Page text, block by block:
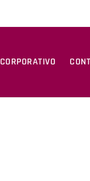
CORPORATIVO